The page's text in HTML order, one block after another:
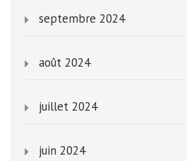
septembre 2024
août 2024
juillet 2024
juin 2024